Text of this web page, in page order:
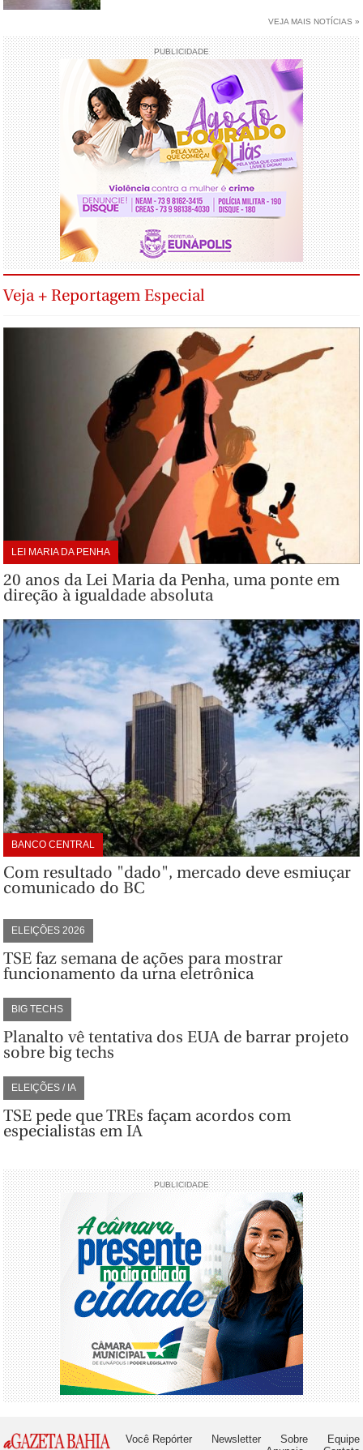
VEJA MAIS NOTÍCIAS »
PUBLICIDADE
Veja + Reportagem Especial
LEI MARIA DA PENHA
20 anos da Lei Maria da Penha, uma ponte em
direção à igualdade absoluta
BANCO CENTRAL
Com resultado "dado", mercado deve esmiuçar
comunicado do BC
ELEIÇÕES 2026
TSE faz semana de ações para mostrar
funcionamento da urna eletrônica
BIG TECHS
Planalto vê tentativa dos EUA de barrar projeto
sobre big techs
ELEIÇÕES / IA
TSE pede que TREs façam acordos com
especialistas em IA
PUBLICIDADE
Você Repórter Newsletter Sobre
Equipe